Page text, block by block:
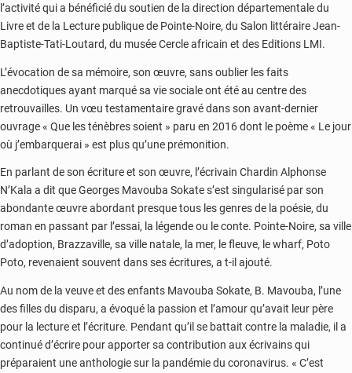
l’activité qui a bénéficié du soutien de la direction départementale du
Livre et de la Lecture publique de Pointe-Noire, du Salon littéraire Jean-
Baptiste-Tati-Loutard, du musée Cercle africain et des Editions LMI.
L’évocation de sa mémoire, son œuvre, sans oublier les faits
anecdotiques ayant marqué sa vie sociale ont été au centre des
retrouvailles. Un vœu testamentaire gravé dans son avant-dernier
ouvrage « Que les ténèbres soient » paru en 2016 dont le poème « Le jour
où j’embarquerai » est plus qu’une prémonition.
En parlant de son écriture et son œuvre, l’écrivain Chardin Alphonse
N’Kala a dit que Georges Mavouba Sokate s’est singularisé par son
abondante œuvre abordant presque tous les genres de la poésie, du
roman en passant par l’essai, la légende ou le conte. Pointe-Noire, sa ville
d’adoption, Brazzaville, sa ville natale, la mer, le fleuve, le wharf, Poto
Poto, revenaient souvent dans ses écritures, a t-il ajouté.
Au nom de la veuve et des enfants Mavouba Sokate, B. Mavouba, l’une
des filles du disparu, a évoqué la passion et l’amour qu’avait leur père
pour la lecture et l’écriture. Pendant qu’il se battait contre la maladie, il a
continué d’écrire pour apporter sa contribution aux écrivains qui
préparaient une anthologie sur la pandémie du coronavirus. « C’est